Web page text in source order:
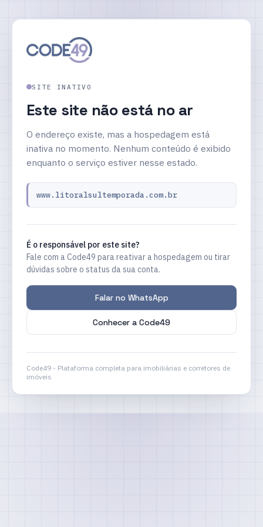
SITE INATIVO
Este site não está no ar
O endereço existe, mas a hospedagem está
inativa no momento. Nenhum conteúdo é exibido
enquanto o serviço estiver nesse estado.
www.litoralsultemporada.com.br
É o responsável por este site?
Fale com a Code49 para reativar a hospedagem ou tirar
dúvidas sobre o status da sua conta.
Falar no WhatsApp
Conhecer a Code49
Code49 - Plataforma completa para imobiliárias e corretores de
imóveis